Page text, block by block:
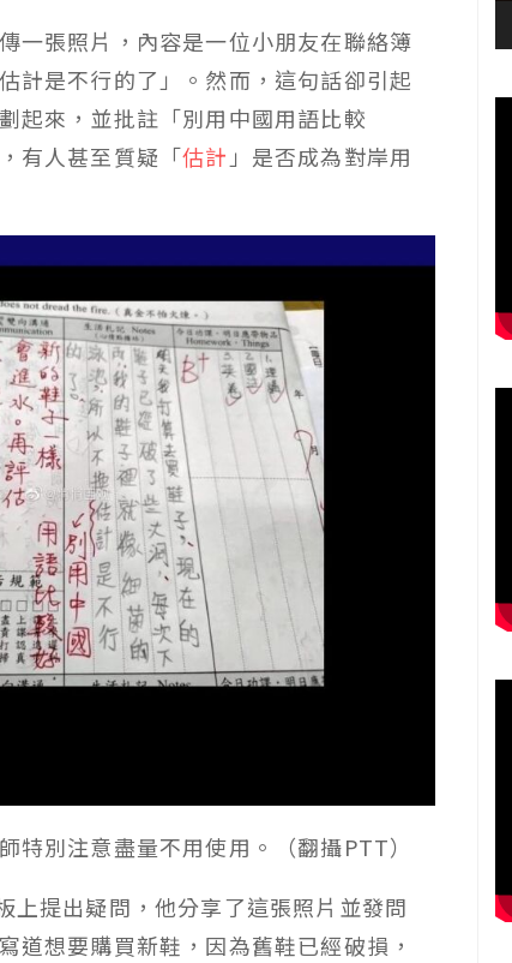
一張照片，內容是一位小朋友在聯絡簿
計是不行的了」。然而，這句話卻引起
起來，並批註「別用中國用語比較
有人甚至質疑「估計 」是否成為對岸用
特別注意盡量不用使用。（翻攝PTT）
提出疑問，他分享了這張照片並發問
道想要購買新鞋，因為舊鞋已經破損，